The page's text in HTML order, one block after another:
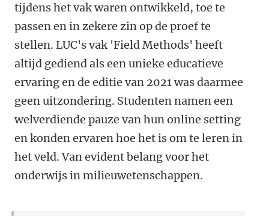
tijdens het vak waren ontwikkeld, toe te
passen en in zekere zin op de proef te
stellen. LUC's vak 'Field Methods' heeft
altijd gediend als een unieke educatieve
ervaring en de editie van 2021 was daarmee
geen uitzondering. Studenten namen een
welverdiende pauze van hun online setting
en konden ervaren hoe het is om te leren in
het veld. Van evident belang voor het
onderwijs in milieuwetenschappen.